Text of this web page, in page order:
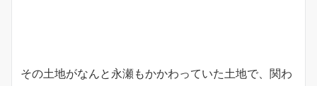
その土地がなんと永瀬もかかわっていた土地で、関わ